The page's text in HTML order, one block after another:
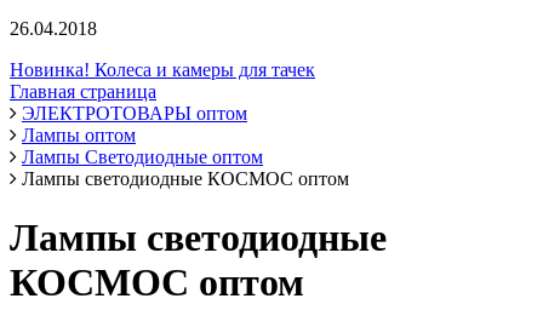
26.04.2018
Новинка! Колеса и камеры для тачек
Главная страница
ЭЛЕКТРОТОВАРЫ оптом
Лампы оптом
Лампы Светодиодные оптом
Лампы светодиодные КОСМОС оптом
Лампы светодиодные
КОСМОС оптом